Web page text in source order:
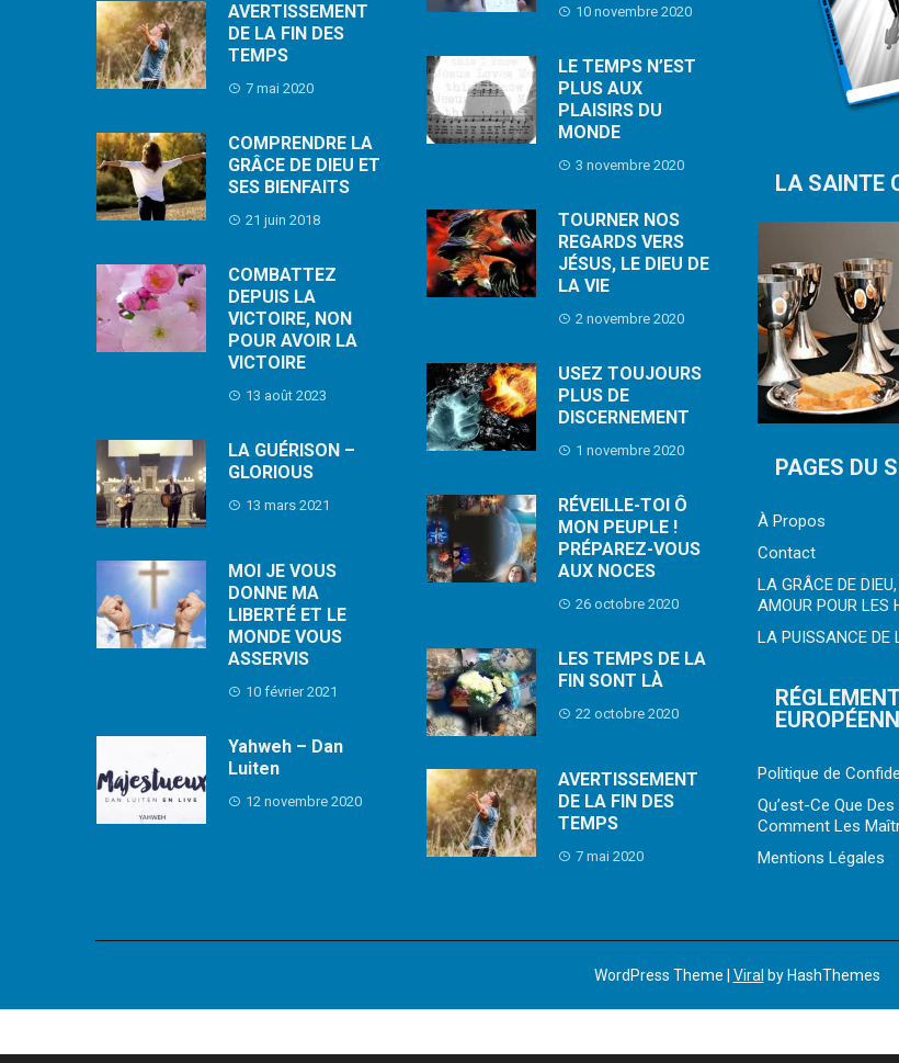
AVERTISSEMENT
DE LA FIN DES
TEMPS
7 mai 2020
COMPRENDRE LA
GRÂCE DE DIEU ET
SES BIENFAITS
21 juin 2018
COMBATTEZ
DEPUIS LA
VICTOIRE, NON
POUR AVOIR LA
VICTOIRE
13 août 2023
LA GUÉRISON –
GLORIOUS
13 mars 2021
MOI JE VOUS
DONNE MA
LIBERTÉ ET LE
MONDE VOUS
ASSERVIS
10 février 2021
Yahweh – Dan
Luiten
12 novembre 2020
10 novembre 2020
LE TEMPS N’EST
PLUS AUX
PLAISIRS DU
MONDE
3 novembre 2020
TOURNER NOS
REGARDS VERS
JÉSUS, LE DIEU DE
LA VIE
2 novembre 2020
USEZ TOUJOURS
PLUS DE
DISCERNEMENT
1 novembre 2020
RÉVEILLE-TOI Ô
MON PEUPLE !
PRÉPAREZ-VOUS
AUX NOCES
26 octobre 2020
LES TEMPS DE LA
FIN SONT LÀ
22 octobre 2020
AVERTISSEMENT
DE LA FIN DES
TEMPS
7 mai 2020
LA SAINTE
PAGES DU
À Propos
Contact
LA GRÂCE DE
AMOUR POUR LES
LA PUISSANCE DE
Politique de
Qu’est-Ce Que
Comment Les
Mentions Légales
WordPress Theme | Viral by HashThemes